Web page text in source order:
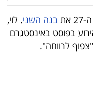
את בנה השני. לוי,
בפוסט באינסטגרם
לרווחה".